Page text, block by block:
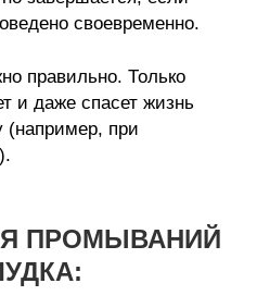
своевременно.
правильно. Только
и даже спасет жизнь
(например, при
ПРОМЫВАНИЙ